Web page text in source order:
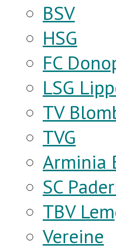
BSV
HSG
FC
LSG
TV
TVG
Arminia
SC
TBV
Vereine